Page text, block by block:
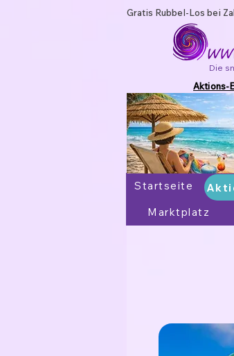
Gratis Rubbel-Los bei
Die
Aktions-
Startseite
Marktplatz